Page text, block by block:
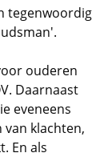
tegenwoordig
ouderen
Daarnaast
eveneens
klachten,
En als